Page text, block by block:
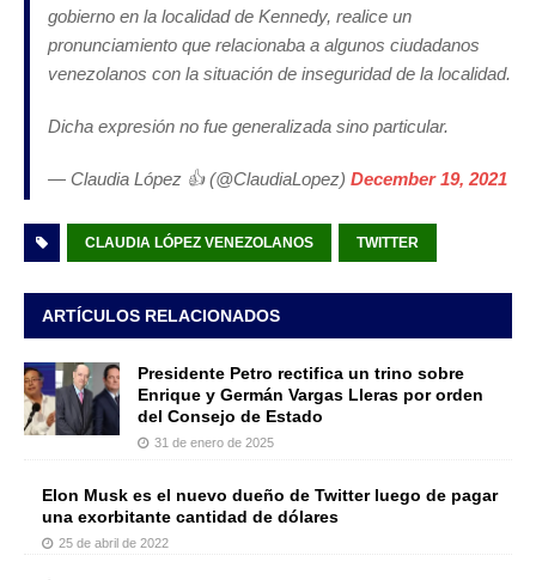
gobierno en la localidad de Kennedy, realice un
pronunciamiento que relacionaba a algunos ciudadanos
venezolanos con la situación de inseguridad de la localidad.
Dicha expresión no fue generalizada sino particular.
— Claudia López 👍 (@ClaudiaLopez) December 19, 2021
CLAUDIA LÓPEZ VENEZOLANOS TWITTER
ARTÍCULOS RELACIONADOS
Presidente Petro rectifica un trino sobre
Enrique y Germán Vargas Lleras por orden
del Consejo de Estado
31 de enero de 2025
Elon Musk es el nuevo dueño de Twitter luego de pagar
una exorbitante cantidad de dólares
25 de abril de 2022